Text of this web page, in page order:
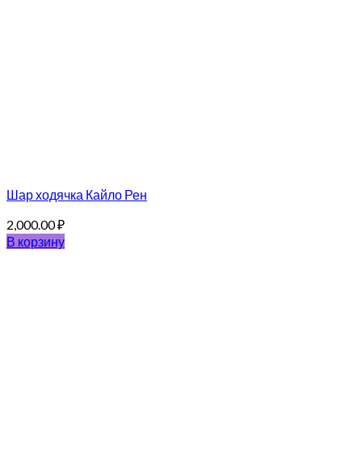
Шар ходячка Кайло Рен
2,000.00₽
В корзину